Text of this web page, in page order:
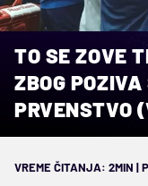
TO SE ZOVE
ZBOG
PRVENSTVO
VREME ČITANJA: 2MIN |